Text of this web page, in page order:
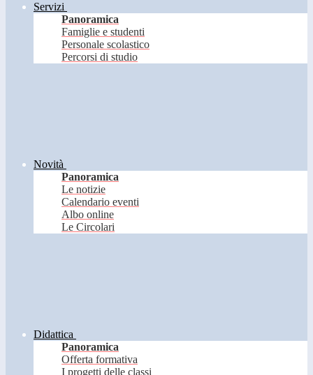
Servizi
Panoramica
Famiglie e studenti
Personale scolastico
Percorsi di studio
Novità
Panoramica
Le notizie
Calendario eventi
Albo online
Le Circolari
Didattica
Panoramica
Offerta formativa
I progetti delle classi